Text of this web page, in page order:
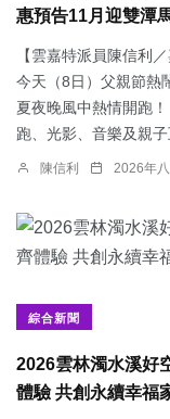
惠預告11月迎雙潭
【雲嘉特派員陳信利
今天（8日）父親節熱
夏夜晚風中熱情開跑
跑、光影、音樂及親子
陳信利 2026年
綜合新聞
2026雲林濁水溪好
體驗 共創永續幸福